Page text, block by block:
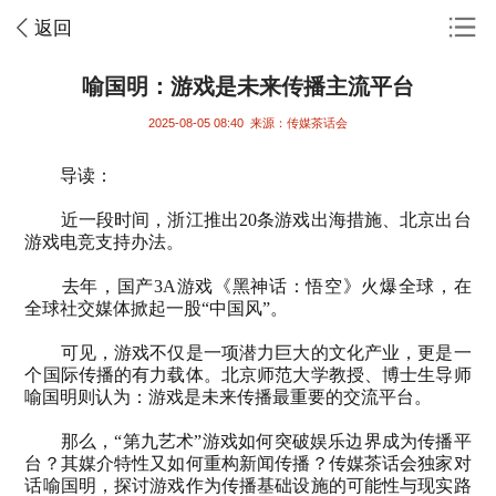
返回
喻国明：游戏是未来传播主流平台
2025-08-05 08:40 来源：传媒茶话会
导读：
近一段时间，浙江推出20条游戏出海措施、北京出台
游戏电竞支持办法。
去年，国产3A游戏《黑神话：悟空》火爆全球，在
全球社交媒体掀起一股“中国风”。
可见，游戏不仅是一项潜力巨大的文化产业，更是一
个国际传播的有力载体。北京师范大学教授、博士生导师
喻国明则认为：游戏是未来传播最重要的交流平台。
那么，“第九艺术”游戏如何突破娱乐边界成为传播平
台？其媒介特性又如何重构新闻传播？传媒茶话会独家对
话喻国明，探讨游戏作为传播基础设施的可能性与现实路